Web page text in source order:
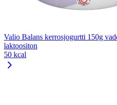
Valio Balans kerrosjogurtti 150g
laktoositon
50 kcal